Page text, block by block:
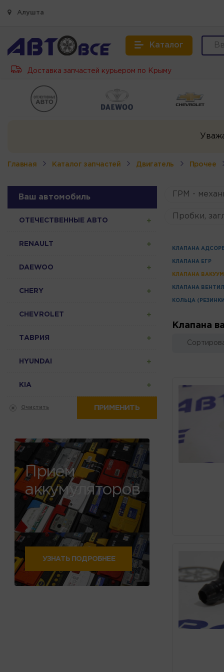
Алушта
Каталог
Доставка запчастей курьером по Крыму
Главная Каталог запчастей Двигатель Прочее
Ваш автомобиль
ОТЕЧЕСТВЕННЫЕ АВТО
RENAULT
DAEWOO
CHERY
CHEVROLET
ТАВРИЯ
HYUNDAI
KIA
Очистить ПРИМЕНИТЬ
Прием
аккумуляторов
УЗНАТЬ ПОДРОБНЕЕ
ГРМ -
Пробки,
КЛАПАНА
КЛАПАНА ЕГР
КЛАПАНА
КЛАПАНА
КОЛЬЦА
Клапана